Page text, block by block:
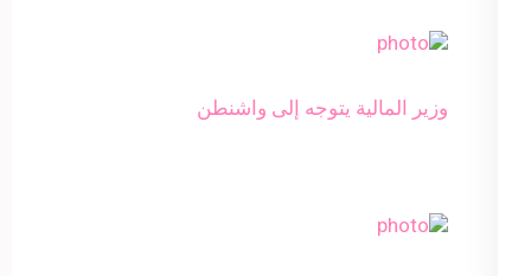
وزير المالية يتوجه إلى واشنطن